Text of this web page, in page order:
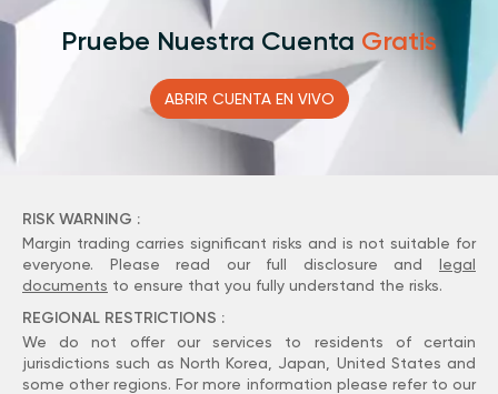
Pruebe Nuestra Cuenta Gratis
ABRIR CUENTA EN VIVO
RISK WARNING :
Margin trading carries significant risks and is not suitable for
everyone. Please read our full disclosure and legal
documents to ensure that you fully understand the risks.
REGIONAL RESTRICTIONS :
We do not offer our services to residents of certain
jurisdictions such as North Korea, Japan, United States and
some other regions. For more information please refer to our